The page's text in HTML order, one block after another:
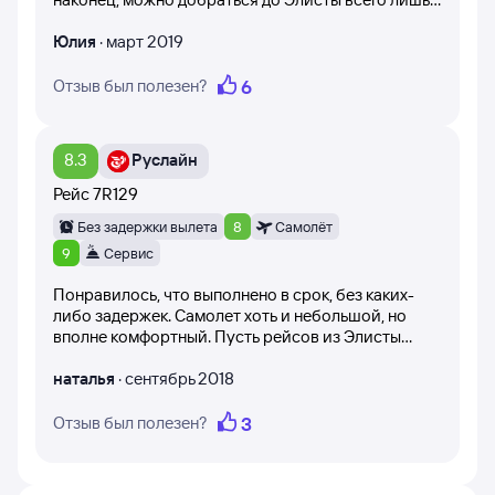
и остаются в том виде, в котором их оставил
модерации.
Москва — Элиста, прочитав отзывы пользователей
Туту. Отзывы могут помочь определиться с выбором
конкретной авиакомпании, сформировать правильные
ожидания и не разочароваться.
Юлия · март 2019
Отзыв был полезен? 6
8.3
Руслайн
Рейс7R129
Без задержки вылета 8
Самолёт
9
Сервис
Понравилось, что выполнено в срок, без каких-
либо задержек. Самолет хоть и небольшой, но
вполне комфортный. Пусть рейсов из Элисты
наталья ·сентябрь 2018
Отзыв был полезен? 3